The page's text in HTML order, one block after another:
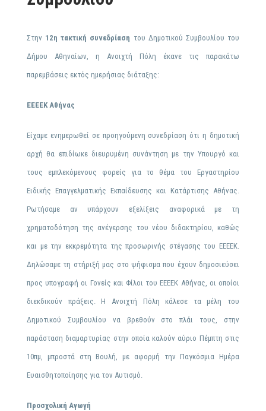
Στην 12η τακτική συνεδρίαση του Δημοτικού Συμβουλίου του
Δήμου Αθηναίων, η Ανοιχτή Πόλη έκανε τις παρακάτω
παρεμβάσεις εκτός ημερήσιας διάταξης:
ΕΕΕΕΚ Αθήνας
Είχαμε ενημερωθεί σε προηγούμενη συνεδρίαση ότι η δημοτική
αρχή θα επιδίωκε διευρυμένη συνάντηση με την Υπουργό και
τους εμπλεκόμενους φορείς για το θέμα του Εργαστηρίου
Ειδικής Επαγγελματικής Εκπαίδευσης και Κατάρτισης Αθήνας.
Ρωτήσαμε αν υπάρχουν εξελίξεις αναφορικά με τη
χρηματοδότηση της ανέγερσης του νέου διδακτηρίου, καθώς
και με την εκκρεμότητα της προσωρινής στέγασης του ΕΕΕΕΚ.
Δηλώσαμε τη στήριξή μας στο ψήφισμα που έχουν δημοσιεύσει
προς υπογραφή οι Γονείς και Φίλοι του ΕΕΕΕΚ Αθήνας, οι οποίοι
διεκδικούν πράξεις. Η Ανοιχτή Πόλη κάλεσε τα μέλη του
Δημοτικού Συμβουλίου να βρεθούν στο πλάι τους, στην
παράσταση διαμαρτυρίας στην οποία καλούν αύριο Πέμπτη στις
10πμ, μπροστά στη Βουλή, με αφορμή την Παγκόσμια Ημέρα
Ευαισθητοποίησης για τον Αυτισμό.
Προσχολική Αγωγή